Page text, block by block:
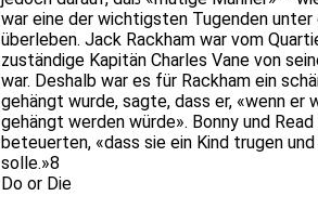
war eine der wichtigsten Tugenden
überleben. Jack Rackham war vom
zuständige Kapitän Charles Vane von
war. Deshalb war es für Rackham ein
gehängt wurde, sagte, dass er, «wenn
gehängt werden würde». Bonny und
beteuerten, «dass sie ein Kind trugen
solle.»8
Do or Die